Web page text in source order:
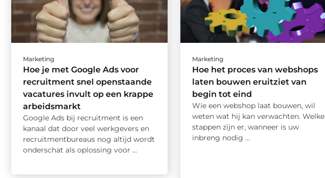
Marketing
Hoe je met Google Ads voor
recruitment snel openstaande
vacatures invult op een krappe
arbeidsmarkt
Google Ads bij recruitment is een
kanaal dat door veel werkgevers en
recruitmentbureaus nog altijd wordt
onderschat als oplossing voor ...
Marketing
Hoe het proces van webshops
laten bouwen eruitziet van
begin tot eind
Wie een webshop laat bouwen, wil
weten wat hij kan verwachten. Welke
stappen zijn er, wanneer is uw
inbreng nodig ...